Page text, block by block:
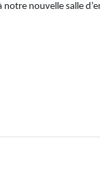
nouvelle salle